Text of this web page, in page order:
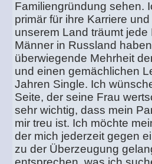
Familiengründung sehen.
primär für ihre Karriere
unserem Land träumt
Männer in Russland
überwiegende Mehrheit
und einen gemächlichen
Jahren Single. Ich
Seite, der seine Frau
sehr wichtig, dass mein
mir treu ist. Ich möchte
der mich jederzeit gegen
zu der Überzeugung